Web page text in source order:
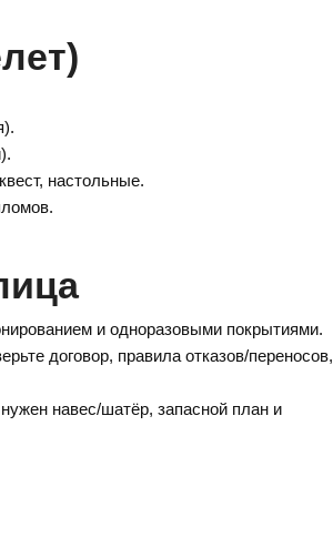
настольные.
и одноразовыми покрытиями.
договор, правила отказов/переносов,
навес/шатёр, запасной план и